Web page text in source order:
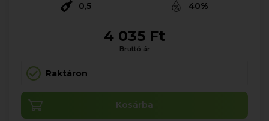
0,5 40%
4 035 Ft
Bruttó ár
Raktáron
Kosárba